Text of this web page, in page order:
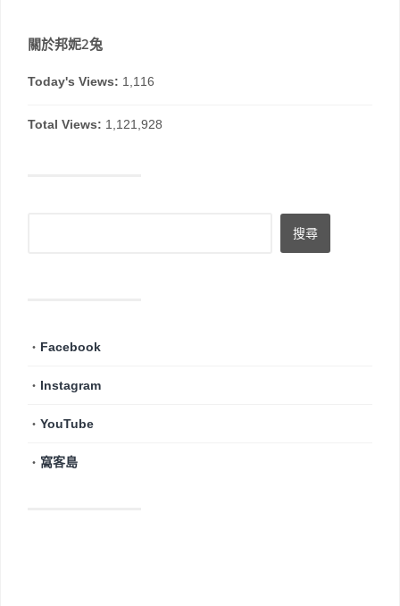
關於邦妮2兔
Today's Views: 1,116
Total Views: 1,121,928
・ Facebook
・ Instagram
・ YouTube
・ 窩客島